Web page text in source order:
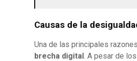
Causas de la
Una de las principales
brecha digital . A pesar de